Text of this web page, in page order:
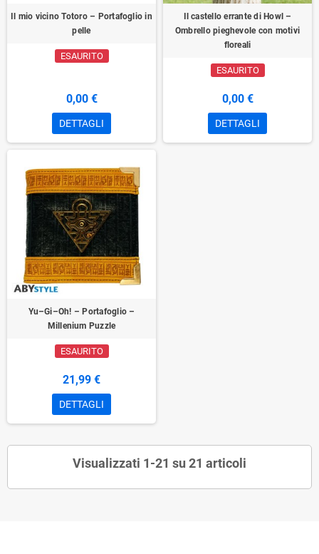
Il mio vicino Totoro – Portafoglio in
pelle
ESAURITO
0,00 €
DETTAGLI
Il castello errante di Howl –
Ombrello pieghevole con motivi
floreali
ESAURITO
0,00 €
DETTAGLI
Yu–Gi–Oh! – Portafoglio –
Millenium Puzzle
ESAURITO
21,99 €
DETTAGLI
Visualizzati 1-21 su 21 articoli